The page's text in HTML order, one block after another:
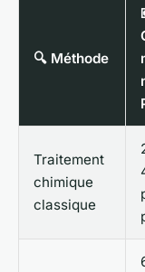
🔍 Méthode
Traitement
chimique
classique